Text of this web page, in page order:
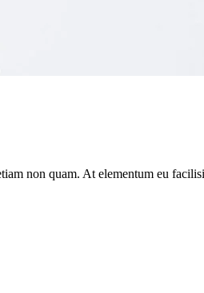
non quam. At elementum eu